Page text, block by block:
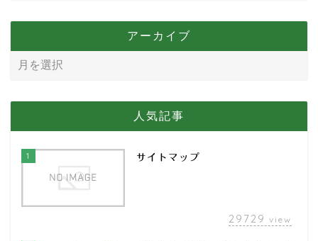
アーカイブ
人気記事
1 サイトマップ
29729 view